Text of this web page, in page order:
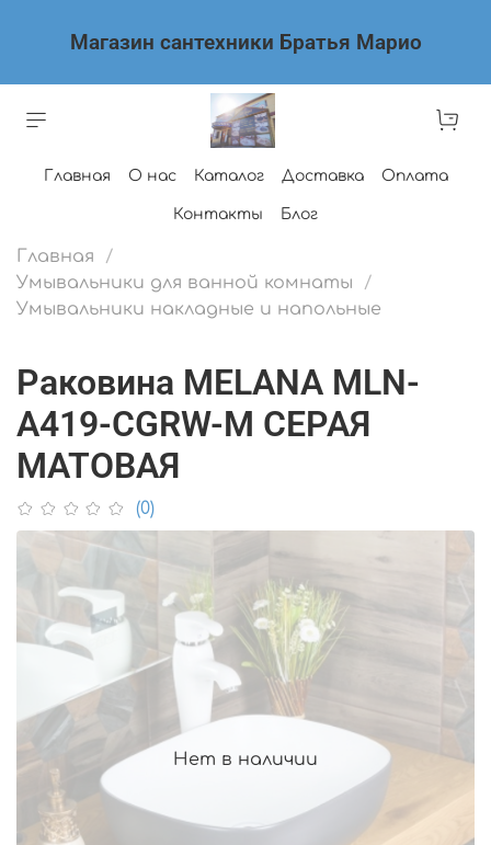
Магазин сантехники Братья Марио
Главная О нас Каталог Доставка Оплата
Контакты Блог
Главная
Умывальники для ванной комнаты
Умывальники накладные и напольные
Раковина MELANA MLN-
A419-CGRW-M СЕРАЯ
МАТОВАЯ
(0)
Нет в наличии